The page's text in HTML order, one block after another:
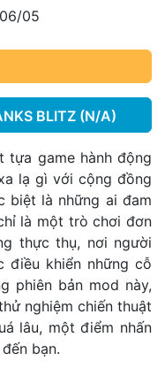
05
BLITZ (N/A)
tựa game hành động
lạ gì với cộng đồng
biệt là những ai đam
là một trò chơi đơn
thực thụ, nơi người
điều khiển những cỗ
phiên bản mod này,
nghiệm chiến thuật
lâu, một điểm nhấn
bạn.